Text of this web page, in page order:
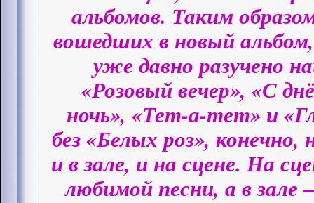
альбомов. Таким
вошедших в новый
уже давно разучено
«Розовый вечер», «С
ночь», «Тет-а-тет» и
без «Белых роз»,
и в зале, и на сцене. На
любимой песни, а в